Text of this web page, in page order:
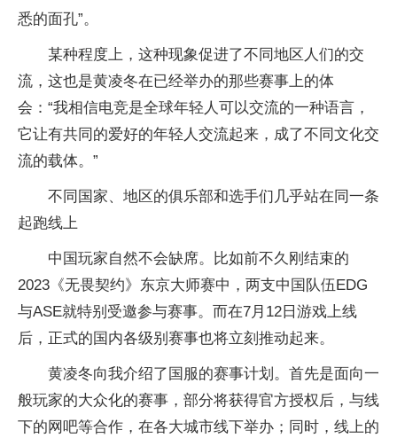
悉的面孔”。
某种程度上，这种现象促进了不同地区人们的交
流，这也是黄凌冬在已经举办的那些赛事上的体
会：“我相信电竞是全球年轻人可以交流的一种语言，
它让有共同的爱好的年轻人交流起来，成了不同文化交
流的载体。”
不同国家、地区的俱乐部和选手们几乎站在同一条
起跑线上
中国玩家自然不会缺席。比如前不久刚结束的
2023《无畏契约》东京大师赛中，两支中国队伍EDG
与ASE就特别受邀参与赛事。而在7月12日游戏上线
后，正式的国内各级别赛事也将立刻推动起来。
黄凌冬向我介绍了国服的赛事计划。首先是面向一
般玩家的大众化的赛事，部分将获得官方授权后，与线
下的网吧等合作，在各大城市线下举办；同时，线上的